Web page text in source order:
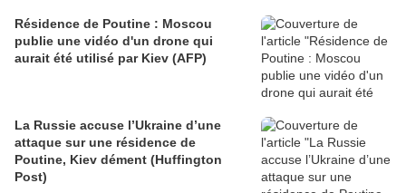
Résidence de Poutine : Moscou
publie une vidéo d'un drone qui
aurait été utilisé par Kiev (AFP)
La Russie accuse l’Ukraine d’une
attaque sur une résidence de
Poutine, Kiev dément (Huffington
Post)